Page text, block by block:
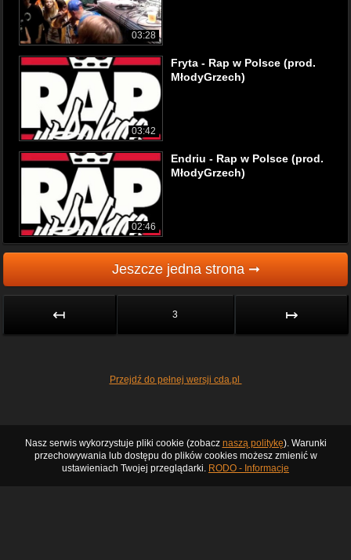
03:28
03:42
Fryta - Rap w Polsce (prod.
MłodyGrzech)
02:46
Endriu - Rap w Polsce (prod.
MłodyGrzech)
Jeszcze jedna strona ➞
↤ 3 ↦
Przejdź do pełnej wersji cda.pl
Nasz serwis wykorzystuje pliki cookie (zobacz naszą politykę). Warunki
przechowywania lub dostępu do plików cookies możesz zmienić w
ustawieniach Twojej przeglądarki. RODO - Informacje